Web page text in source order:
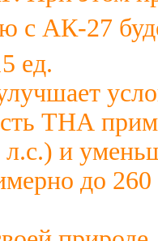
с АК-27
ед.
ТНА
и
до